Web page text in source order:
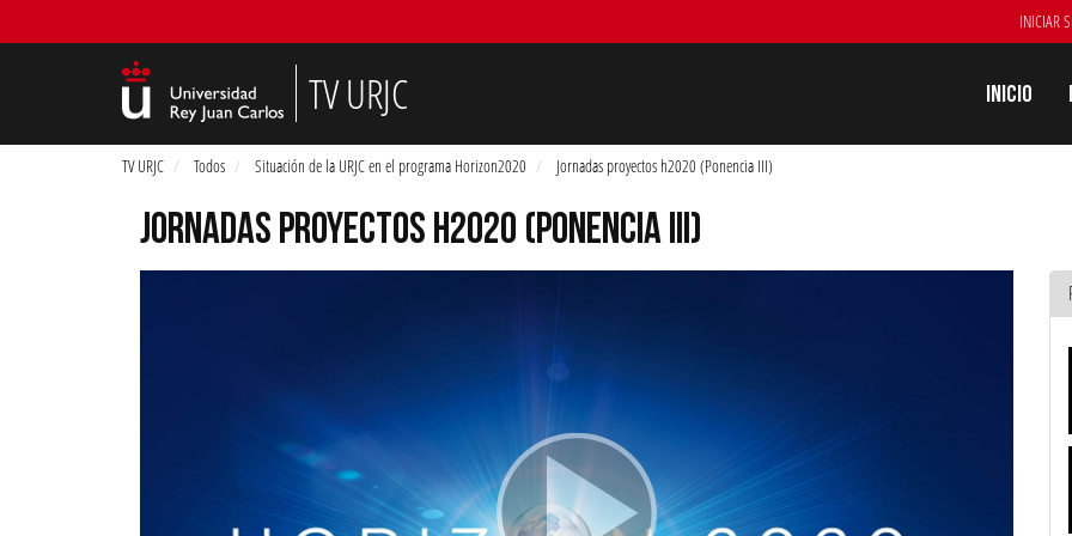
INICIAR
TV URJC Inicio
TV URJC Todos Situación de la URJC en el programa Horizon2020 Jornadas proyectos h2020 (Ponencia III)
JORNADAS PROYECTOS H2020 (PONENCIA III)